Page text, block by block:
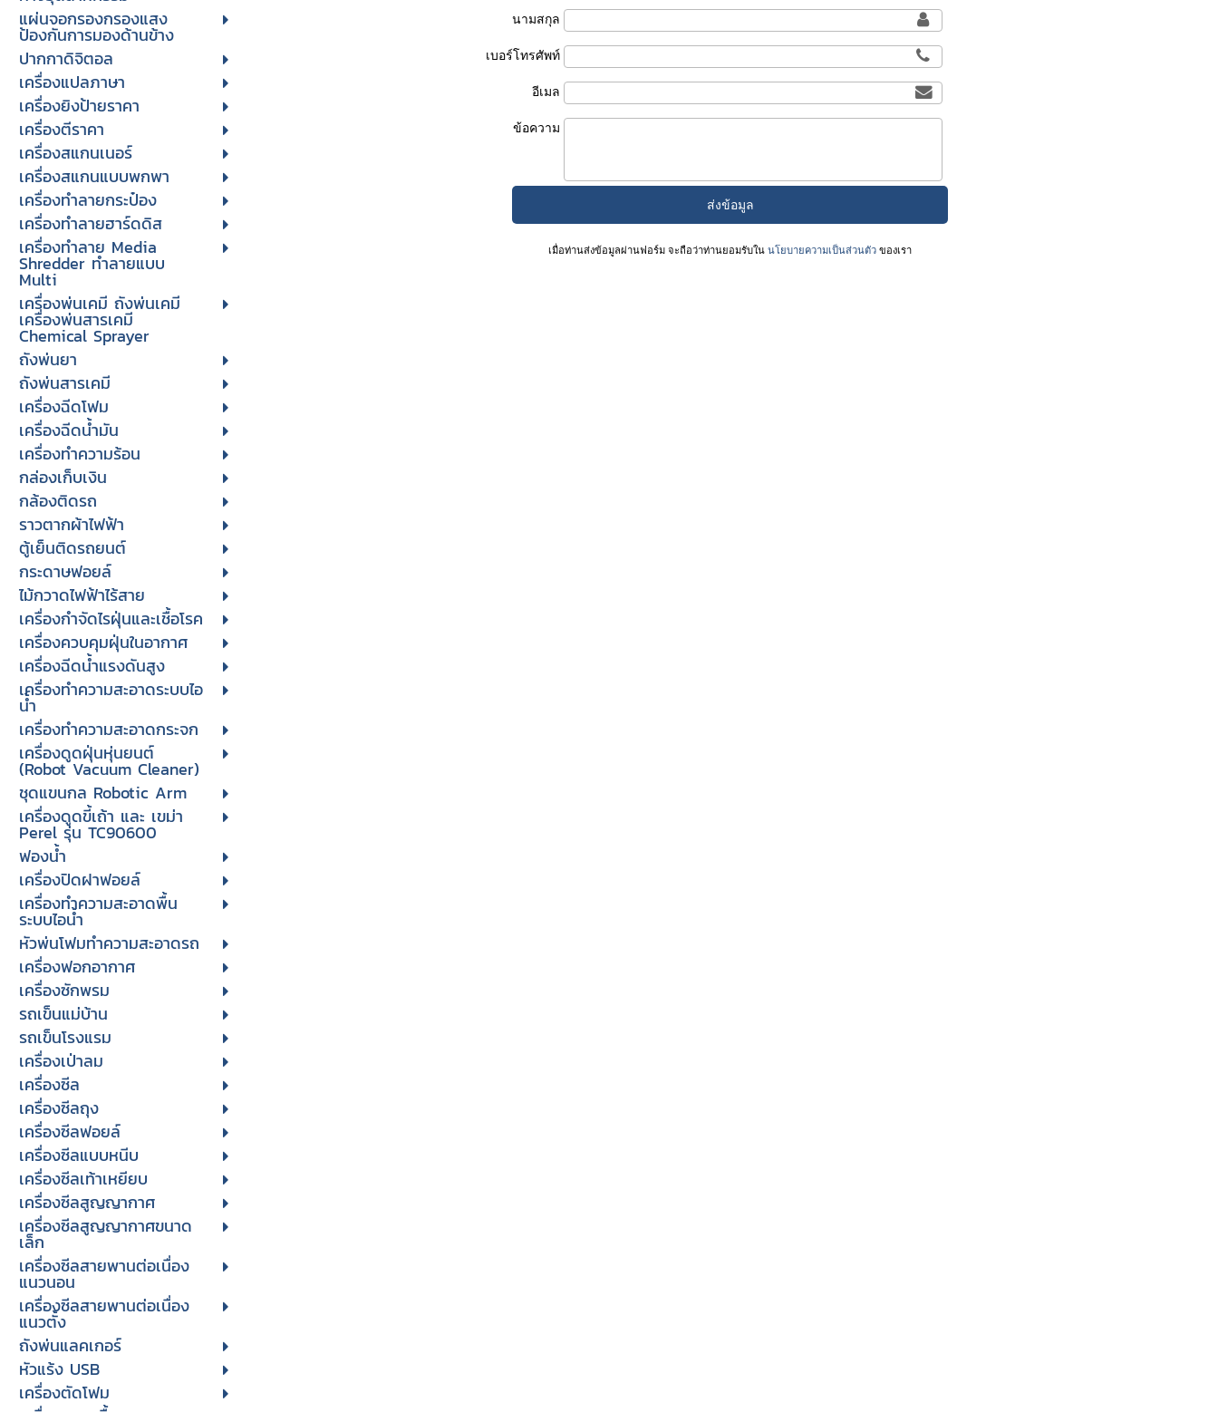
แผ่นจอกรองกรองแสง
ป้องกันการมองด้านข้าง
ปากกาดิจิตอล
เครื่องแปลภาษา
เครื่องยิงป้ายราคา
เครื่องตีราคา
เครื่องสแกนเนอร์
เครื่องสแกนแบบพกพา
เครื่องทำลายกระป๋อง
เครื่องทำลายฮาร์ดดิส
เครื่องทำลาย Media
Shredder ทำลายแบบ
Multi
เครื่องพ่นเคมี ถังพ่นเคมี
เครื่องพ่นสารเคมี
Chemical Sprayer
ถังพ่นยา
ถังพ่นสารเคมี
เครื่องฉีดโฟม
เครื่องฉีดน้ำมัน
เครื่องทำความร้อน
กล่องเก็บเงิน
กล้องติดรถ
ราวตากผ้าไฟฟ้า
ตู้เย็นติดรถยนต์
กระดาษฟอยล์
ไม้กวาดไฟฟ้าไร้สาย
เครื่องกำจัดไรฝุ่นและเชื้อโรค
เครื่องควบคุมฝุ่นในอากาศ
เครื่องฉีดน้ำแรงดันสูง
เครื่องทำความสะอาดระบบไอ
น้ำ
เครื่องทำความสะอาดกระจก
เครื่องดูดฝุ่นหุ่นยนต์
(Robot Vacuum Cleaner)
ชุดแขนกล Robotic Arm
เครื่องดูดขี้เถ้า และ เขม่า
Perel รุ่น TC90600
ฟองน้ำ
เครื่องปิดฝาฟอยล์
เครื่องทำความสะอาดพื้น
ระบบไอน้ำ
หัวพ่นโฟมทำความสะอาดรถ
เครื่องฟอกอากาศ
เครื่องซักพรม
รถเข็นแม่บ้าน
รถเข็นโรงแรม
เครื่องเป่าลม
เครื่องซีล
เครื่องซีลถุง
เครื่องซีลฟอยล์
เครื่องซีลแบบหนีบ
เครื่องซีลเท้าเหยียบ
เครื่องซีลสูญญากาศ
เครื่องซีลสูญญากาศขนาด
เล็ก
เครื่องซีลสายพานต่อเนื่อง
แนวนอน
เครื่องซีลสายพานต่อเนื่อง
แนวตั้ง
ถังพ่นแลคเกอร์
หัวแร้ง USB
เครื่องตัดโฟม
นามสกุล
เบอร์โทรศัพท์
อีเมล
ข้อความ
เมื่อท่านส่งข้อมูลผ่านฟอร์ม จะถือว่าท่านยอมรับใน นโยบายความเป็นส่วนตัวของเรา